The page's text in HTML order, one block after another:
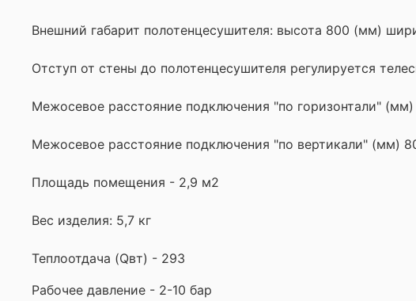
Внешний габарит полотенцесушителя: высота 800 (мм)
Отступ от стены до полотенцесушителя регулируется
Межосевое расстояние подключения "по горизонтали"
Межосевое расстояние подключения "по вертикали" (мм)
Площадь помещения - 2,9 м2
Вес изделия: 5,7 кг
Теплоотдача (Qвт) - 293
Рабочее давление - 2-10 бар